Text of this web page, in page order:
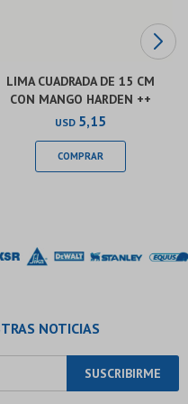
LIMA CUADRADA DE 15 CM
CON MANGO HARDEN ++
USD 5,15
NOTICIAS
SUSCRIBIRME